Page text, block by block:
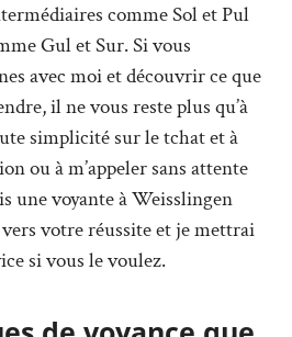
comme Sol et Pul
Gul et Sur. Si vous
avec moi et découvrir ce que
il ne vous reste plus qu’à
simplicité sur le tchat et à
ou à m’appeler sans attente
une voyante à Weisslingen
votre réussite et je mettrai
si vous le voulez.